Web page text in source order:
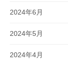
2024年6月
2024年5月
2024年4月